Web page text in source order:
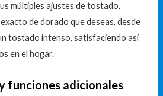
múltiples ajustes de tostado,
de dorado que deseas, desde
tostado intenso, satisfaciendo así
en el hogar.
funciones adicionales